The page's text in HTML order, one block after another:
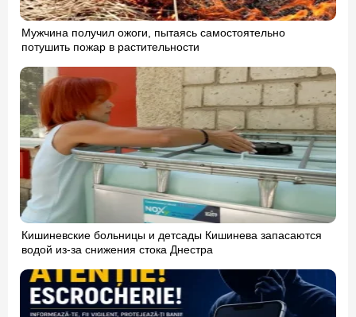
Мужчина получил ожоги, пытаясь самостоятельно
потушить пожар в растительности
Кишиневские больницы и детсады Кишинева запасаются
водой из-за снижения стока Днестра